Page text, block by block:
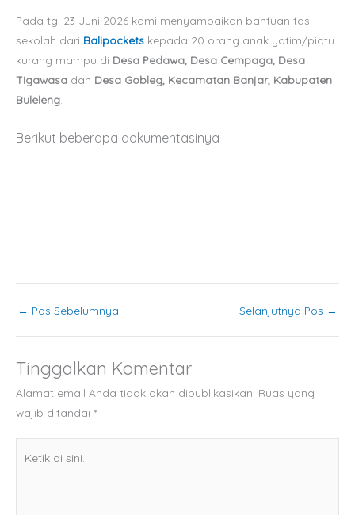
Pada tgl 23 Juni 2026 kami menyampaikan bantuan tas
sekolah dari Balipockets kepada 20 orang anak yatim/piatu
kurang mampu di Desa Pedawa, Desa Cempaga, Desa
Tigawasa dan Desa Gobleg, Kecamatan Banjar, Kabupaten
Buleleng
Berikut beberapa dokumentasinya
← Pos Sebelumnya Selanjutnya Pos →
Tinggalkan Komentar
Alamat email Anda tidak akan dipublikasikan. Ruas yang
wajib ditandai *